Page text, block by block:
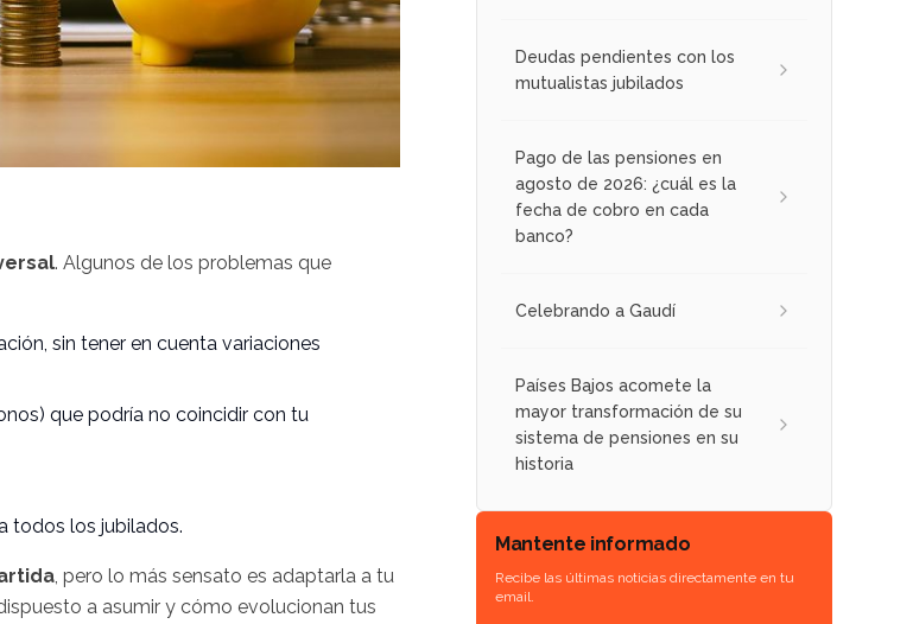
. Algunos de los problemas que
sin tener en cuenta variaciones
que podría no coincidir con tu
todos los jubilados.
, pero lo más sensato es adaptarla a tu
a asumir y cómo evolucionan tus
Deudas pendientes con los
mutualistas jubilados
Pago de las pensiones en
agosto de 2026: ¿cuál es la
fecha de cobro en cada
banco?
Celebrando a Gaudí
Países Bajos acomete la
mayor transformación de su
sistema de pensiones en su
historia
Mantente informado
Recibe las últimas noticias directamente en tu
email.